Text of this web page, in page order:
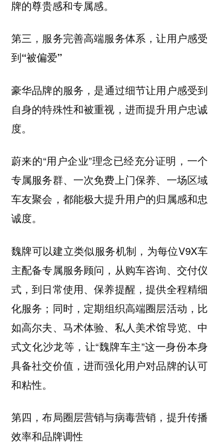
牌的尊贵感和专属感。
第三，服务完善高端服务体系，让用户感受
到“被偏爱”
豪华品牌的服务，是通过细节让用户感受到
自身的特殊性和被重视，进而提升用户忠诚
度。
蔚来的“用户企业”理念已经充分证明，一个
专属服务群、一次免费上门保养、一场区域
车友聚会，都能极大提升用户的归属感和忠
诚度。
魏牌可以建立类似服务机制，为每位V9X车
主配备专属服务顾问，从购车咨询、交付仪
式，到日常使用、保养提醒，提供全程精细
化服务；同时，定期组织高端圈层活动，比
如高尔夫、马术体验、私人美术馆导览、中
式文化沙龙等，让“魏牌车主”这一身份本身
具备社交价值，进而强化用户对品牌的认可
和粘性。
第四，布局圈层营销与病毒营销，提升传播
效率和品牌调性